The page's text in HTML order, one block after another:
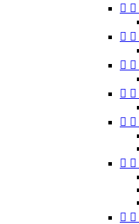
 
 
 
 
 
 
 